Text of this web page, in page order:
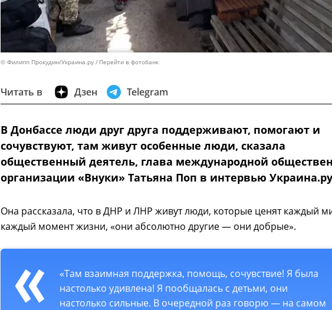
© Филипп Прокудин/Украина.ру Перейти в фотобанк
Читать в Дзен Telegram
В Донбассе люди друг друга поддерживают, помогают и
сочувствуют, там живут особенные люди, сказала
общественный деятель, глава международной
организации «Внуки» Татьяна Поп в интервью Украина.ру
Она рассказала, что в ДНР и ЛНР живут люди, которые ценят каждый
каждый момент жизни, «они абсолютно другие — они добрые».
«Там взаимная поддержка, помощь, сочувствие! Я была
настолько удивлена! Я пообщалась с детьми, они
настолько сильные. В очередной раз говорю — на самом